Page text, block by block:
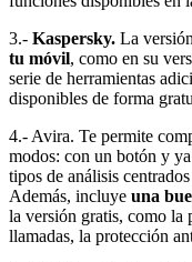
3.- Kaspersky. La
tu móvil, como en su
serie de herramientas
disponibles de forma
4.- Avira. Te permite
modos: con un botón y
tipos de análisis
Además, incluye una
la versión gratis, como la
llamadas, la protección